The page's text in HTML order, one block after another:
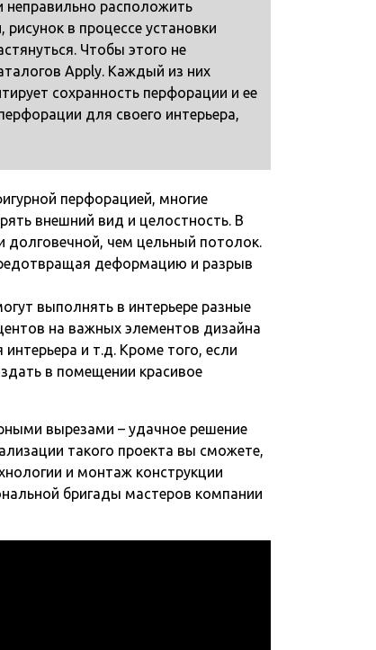
расположить
в процессе установки
Чтобы этого не
Apply. Каждый из них
сохранность перфорации и ее
для своего интерьера,
перфорацией, многие
внешний вид и целостность. В
долговечной, чем цельный потолок.
деформацию и разрыв
выполнять в интерьере разные
на важных элементов дизайна
и т.д. Кроме того, если
в помещении красивое
вырезами – удачное решение
такого проекта вы сможете,
и монтаж конструкции
бригады мастеров компании